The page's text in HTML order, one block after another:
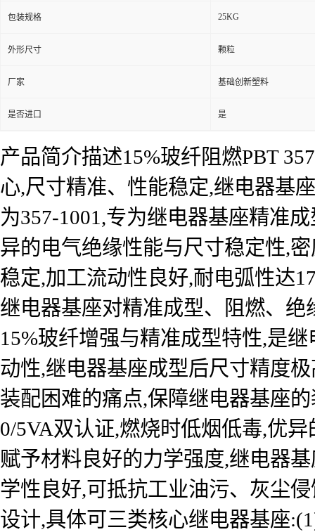
包装规格 25KG
外形尺寸 颗粒
厂家 基础创新塑料
是否进口 是
产品简介描述15%玻纤阻燃PBT
心,尺寸精准、性能稳定,继电器基
为357-1001,专为继电器基座精准
异的电气绝缘性能与尺寸稳定性,
稳定,加工流动性良好,耐电弧性达
继电器基座对精准成型、阻燃、
15%玻纤增强与精准成型特性,是
动性,继电器基座成型后尺寸精度
装配困难的痛点,保障继电器基座
0/5VA双认证,燃烧时低烟低毒,优
赋予材料良好的力学强度,继电器
学性良好,可抵抗工业油污、灰尘
设计,具体可三类核心继电器基座